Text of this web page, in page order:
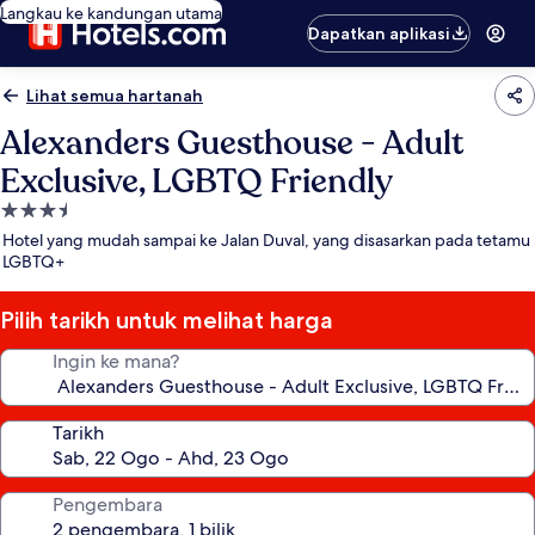
Langkau ke kandungan utama
Dapatkan aplikasi
Lihat semua hartanah
Alexanders Guesthouse - Adult
Exclusive, LGBTQ Friendly
Hartanah
3.5
bintang
Hotel yang mudah sampai ke Jalan Duval, yang disasarkan pada tetamu
LGBTQ+
Pilih tarikh untuk melihat harga
Ingin ke mana?
Tarikh
Pengembara